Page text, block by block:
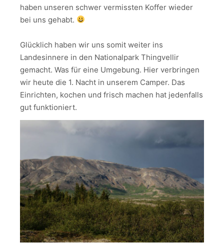
haben unseren schwer vermissten Koffer wieder
bei uns gehabt.
Glücklich haben wir uns somit weiter ins
Landesinnere in den Nationalpark Thingvellir
gemacht. Was für eine Umgebung. Hier verbringen
wir heute die 1. Nacht in unserem Camper. Das
Einrichten, kochen und frisch machen hat jedenfalls
gut funktioniert.